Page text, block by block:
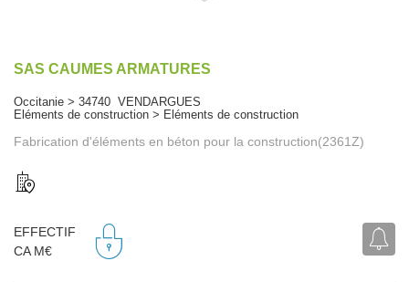
SAS CAUMES ARMATURES
Occitanie > 34740 VENDARGUES
Eléments de construction > Eléments de construction
Fabrication d'éléments en béton pour la construction(2361Z)
EFFECTIF
CA M€